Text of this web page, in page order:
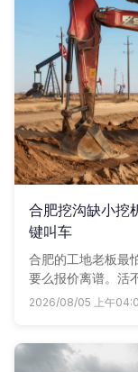
合肥挖沟缺小挖
键叫车
合肥的工地老板最
要么报价离谱。活
谁干谁知道。现在
2026/08/05 上午